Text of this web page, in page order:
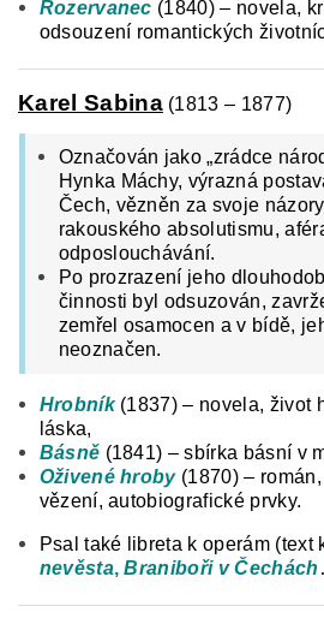
Rozervanec (1840) – novela,
odsouzení romantických
Karel Sabina(1813 – 1877)
Označován jako „zrádce
Hynka Máchy, výrazná
Čech, vězněn za svoje
rakouského absolutismu,
odposlouchávání.
Po prozrazení jeho
činnosti byl odsuzován,
zemřel osamocen a v bídě,
neoznačen.
Hrobník(1837) – novela, život
láska,
Básně (1841) – sbírka básní v
Oživené hroby(1870) –
vězení, autobiografické prvky.
Psal také libreta k operám (text
nevěsta,Braniboři v Čechách